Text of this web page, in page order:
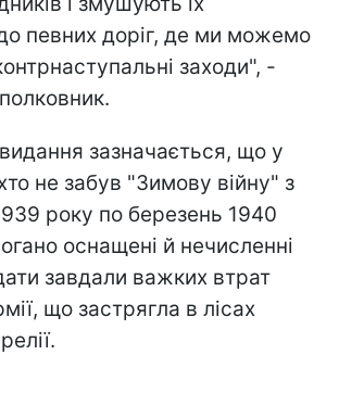
певних доріг, де ми можемо
заходи", -
зазначається, що у
не забув "Зимову війну" з
року по березень 1940
оснащені й нечисленні
завдали важких втрат
що застрягла в лісах